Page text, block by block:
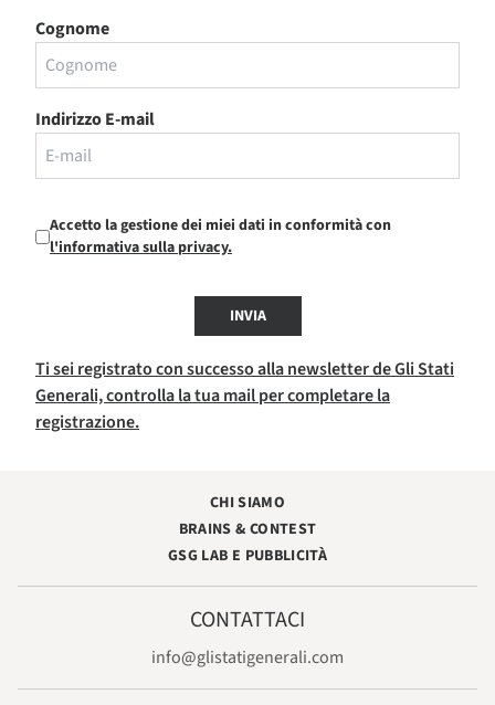
Cognome
Indirizzo E-mail
Accetto la gestione dei miei dati in conformità con
l'informativa sulla privacy.
INVIA
Ti sei registrato con successo alla newsletter de Gli Stati
Generali, controlla la tua mail per completare la
registrazione.
CHI SIAMO
BRAINS & CONTEST
GSG LAB E PUBBLICITÀ
CONTATTACI
info@glistatigenerali.com